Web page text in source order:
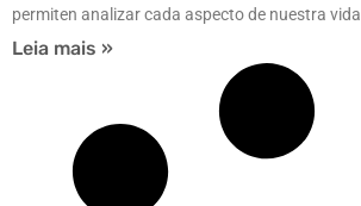
permiten analizar cada aspecto de nuestra vida
Leia mais »